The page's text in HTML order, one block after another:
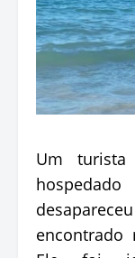
Um turista
encontrado